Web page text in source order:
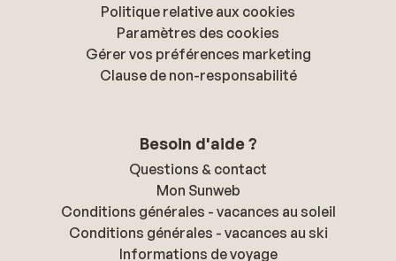
Politique relative aux cookies
Paramètres des cookies
Gérer vos préférences marketing
Clause de non-responsabilité
Besoin d'aide ?
Questions & contact
Mon Sunweb
Conditions générales - vacances au soleil
Conditions générales - vacances au ski
Informations de voyage